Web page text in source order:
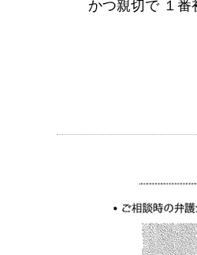
かつ親切で １番